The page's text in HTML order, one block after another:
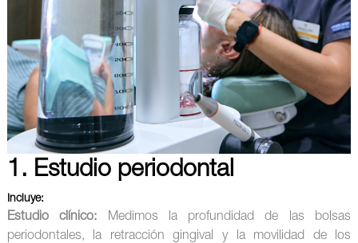
1. Estudio periodontal
Incluye:
Estudio clínico: Medimos la profundidad de las bolsas
periodontales, la retracción gingival y la movilidad de los